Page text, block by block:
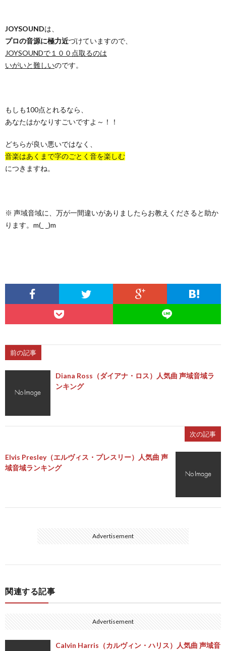
JOYSOUNDは、
プロの音源に極力近づけていますので、
JOYSOUNDで１００点取るのは
いがいと難しいのです。
もしも100点とれるなら、
あなたはかなりすごいですよ～！！
どちらが良い悪いではなく、
音楽はあくまで字のごとく音を楽しむ
につきますね。
※ 声域音域に、万が一間違いがありましたらお教えくださると助か
ります。m(_ _)m
前の記事
Diana Ross（ダイアナ・ロス）人気曲 声域音域ラ
ンキング
次の記事
Elvis Presley（エルヴィス・プレスリー）人気曲 声
域音域ランキング
Advertisement
関連する記事
Advertisement
Calvin Harris（カルヴィン・ハリス）人気曲 声域音